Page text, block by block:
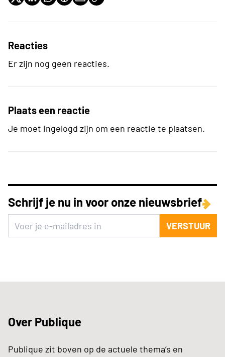
Reacties
Er zijn nog geen reacties.
Plaats een reactie
Je moet ingelogd zijn om een reactie te plaatsen.
Schrijf je nu in voor onze nieuwsbrief
VERSTUUR
Over Publique
Publique zit boven op de actuele thema’s en